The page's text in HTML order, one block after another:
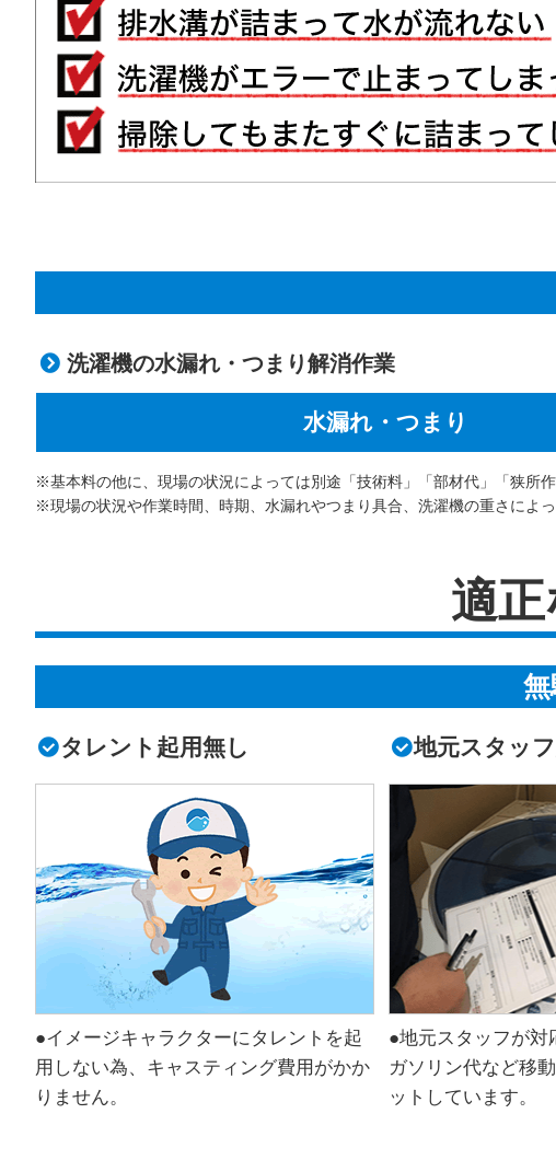
洗濯機の水漏れ・つまり解消作業
水漏れ・つまり
※基本料の他に、現場の状況によっては別途「技術料」「部材代」「狭所
※現場の状況や作業時間、時期、水漏れやつまり具合、洗濯機の重さによ
適
タレント起用無し
●イメージキャラクターにタレントを起
用しない為、キャスティング費用がかか
りません。
地元スタッ
●地元スタッフが対
ガソリン代など移
ットしています。